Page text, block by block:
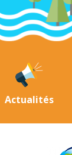
Actualités